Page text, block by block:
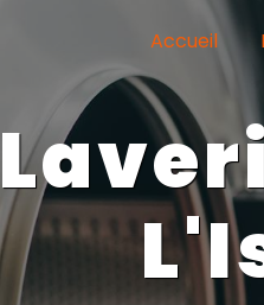
Accueil
laverie grande capacité